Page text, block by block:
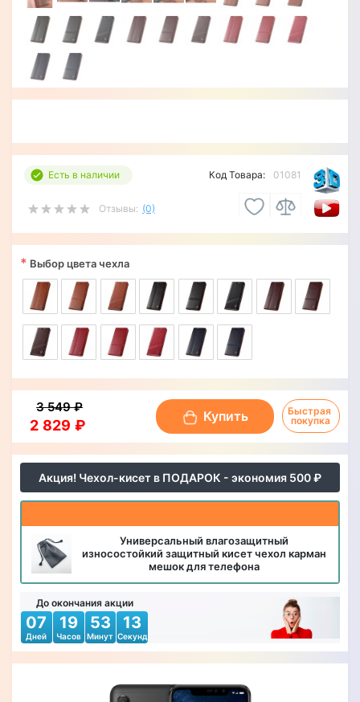
Есть в наличии
Отзывы: (0)
Код Товара: 01081
Акция! Чехол-кисет в ПОДАРОК - экономия 500 ₽
Универсальный влагозащитный
износостойкий защитный кисет чехол карман
мешок для телефона
До окончания акции
07
Дней
19
Часов
53
Минут
10
Секунд
* Выбор цвета чехла
2 829 ₽
3 549 ₽
Купить
Быстрая
покупка